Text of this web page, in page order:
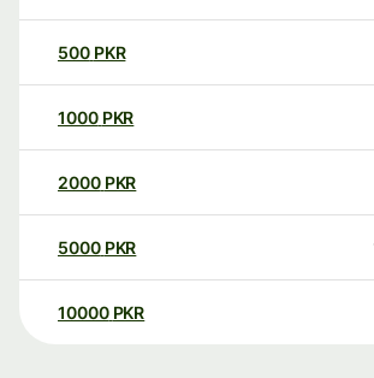
500 PKR
1000 PKR
2000 PKR
5000 PKR
10000 PKR